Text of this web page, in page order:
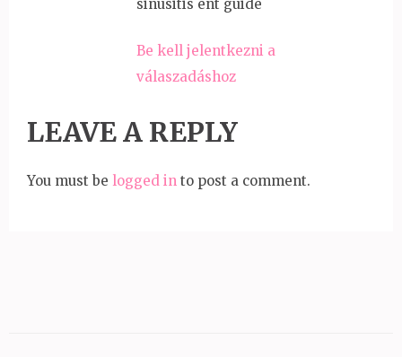
sinusitis ent guide
Be kell jelentkezni a
válaszadáshoz
LEAVE A REPLY
You must be logged in to post a comment.